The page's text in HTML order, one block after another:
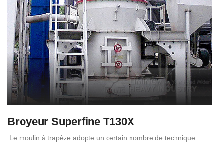
Broyeur Superfine T130X
Le moulin à trapèze adopte un certain nombre de technique